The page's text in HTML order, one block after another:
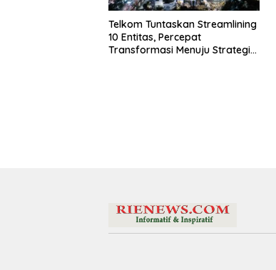
Telkom Tuntaskan Streamlining
10 Entitas, Percepat
Transformasi Menuju Strategic